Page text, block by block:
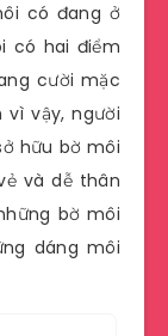
có đang ở
có hai điểm
cười mặc
vậy, người
hữu bờ môi
và dễ thân
bờ môi
dáng môi